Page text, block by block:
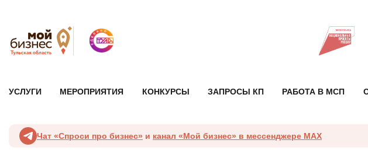
УСЛУГИ МЕРОПРИЯТИЯ КОНКУРСЫ ЗАПРОСЫ КП РАБОТА В МСП
Чат «Спроси про бизнес» и канал «Мой бизнес» в мессенджере MAX